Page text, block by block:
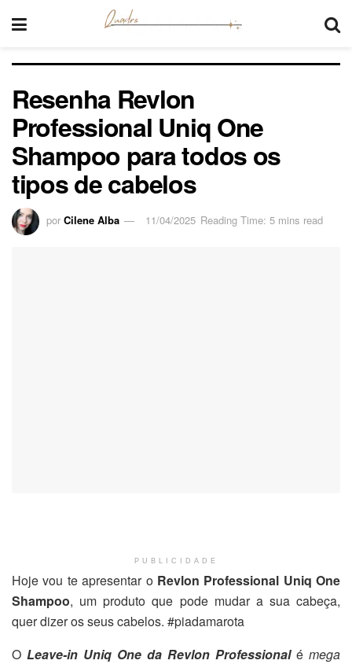
Resenha Revlon
Professional Uniq One
Shampoo para todos os
tipos de cabelos
por Cilene Alba 11/04/2025 Reading Time: 5 mins read
PUBLICIDADE
Hoje vou te apresentar o Revlon Professional Uniq One
Shampoo, um produto que pode mudar a sua cabeça,
quer dizer os seus cabelos. #piadamarota
O Leave-in Uniq One da Revlon Professionalé mega